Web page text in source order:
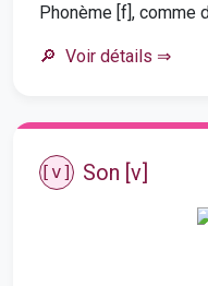
Phonème [f], comme
Voir détails ⇒
[v] Son [v]